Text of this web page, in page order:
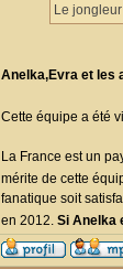
Le
Anelka,Evra et les
Cette équipe a été
La France est un
mérite de cette
fanatique soit
en 2012. Si Anelka